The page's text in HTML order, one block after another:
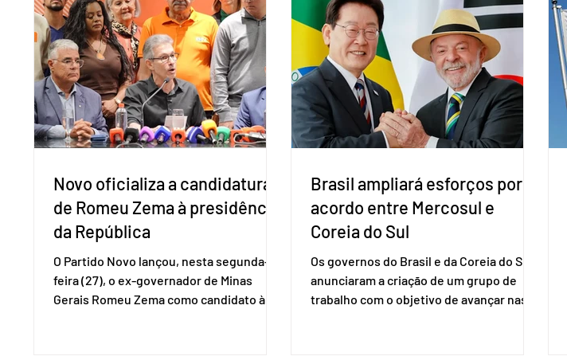
1974. Segundo nota divulgada pelo
Ministério das Relações Exteriores, o
Brasil considera que as tarifas são
injustificadas e incompatíveis com as
obrigações assumidas pelos Estados
Unid
pedido de inclusão vai ser encaminhado
pelo Ministério da Saúde à Comissão
Nacional de Incorporação de Novas
Tecnologias no SUS (Conitec) na semana
que vem. A Conitec é um colegiado
Novo oficializa a candidatura
de Romeu Zema à presidência
da República
O Partido Novo lançou, nesta segunda-
feira (27), o ex-governador de Minas
Gerais Romeu Zema como candidato à
Brasil ampliará esforços por
acordo entre Mercosul e
Coreia do Sul
Os governos do Brasil e da Coreia do Sul
anunciaram a criação de um grupo de
trabalho com o objetivo de avançar nas